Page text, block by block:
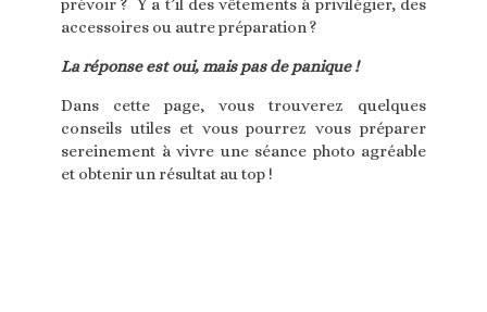
prévoir ? Y a t’il des vêtements à privilégier, des
accessoires ou autre préparation ?
La réponse est oui, mais pas de panique !
Dans cette page, vous trouverez quelques
conseils utiles et vous pourrez vous préparer
sereinement à vivre une séance photo agréable
et obtenir un résultat au top !